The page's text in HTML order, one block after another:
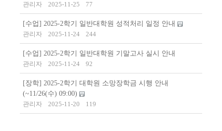
관리자
2025-11-25 77
[수업] 2025-2학기 일반대학원 성적처리 일정 안내
관리자
2025-11-24 244
[수업] 2025-2학기 일반대학원 기말고사 실시 안내
관리자
2025-11-24 92
[장학] 2025-2학기 대학원 소망장학금 시행 안내
(~11/26(수) 09:00)
관리자
2025-11-20 119